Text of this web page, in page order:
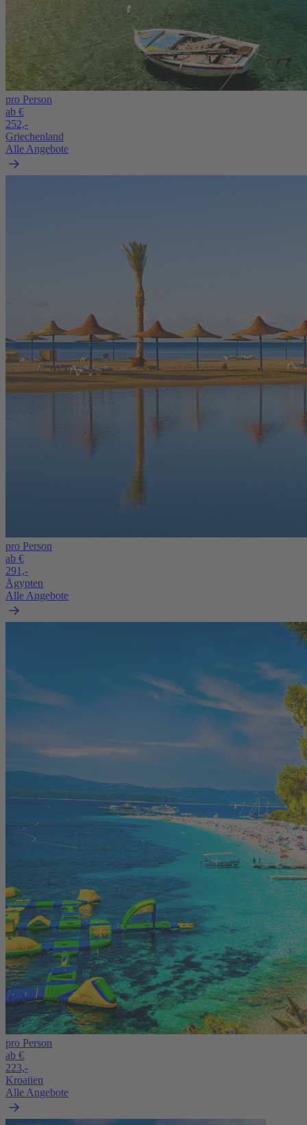
pro Person
ab €
252,-
Griechenland
Alle Angebote
pro Person
ab €
291,-
Ägypten
Alle Angebote
pro Person
ab €
223,-
Kroatien
Alle Angebote